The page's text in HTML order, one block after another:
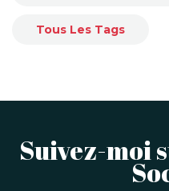
Tous Les Tags
Suivez-moi